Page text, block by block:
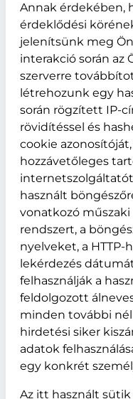
Annak érdekében,
érdeklődési
jelenítsünk meg
interakció során az
szerverre
létrehozunk egy
során rögzített IP-
rövidítéssel és
cookie
hozzávetőleges
használt
vonatkozó műszaki
rendszert, a
nyelveket, a HTTP-
lekérdezés
felhasználják a
feldolgozott
minden további
hirdetési siker
adatok
egy konkrét
Az itt használt sütik